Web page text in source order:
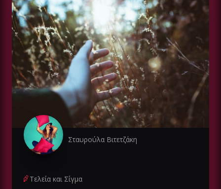
Σταυρούλα Βιτετζάκη
Τελεία και Σίγμα